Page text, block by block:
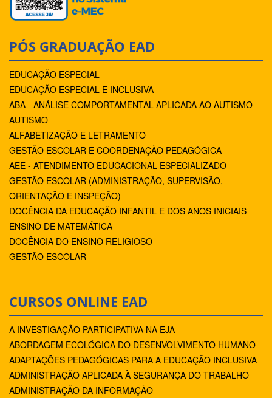
PÓS GRADUAÇÃO EAD
EDUCAÇÃO ESPECIAL
EDUCAÇÃO ESPECIAL E INCLUSIVA
ABA - ANÁLISE COMPORTAMENTAL APLICADA AO AUTISMO
AUTISMO
ALFABETIZAÇÃO E LETRAMENTO
GESTÃO ESCOLAR E COORDENAÇÃO PEDAGÓGICA
AEE - ATENDIMENTO EDUCACIONAL ESPECIALIZADO
GESTÃO ESCOLAR (ADMINISTRAÇÃO, SUPERVISÃO,
ORIENTAÇÃO E INSPEÇÃO)
DOCÊNCIA DA EDUCAÇÃO INFANTIL E DOS ANOS INICIAIS
ENSINO DE MATEMÁTICA
DOCÊNCIA DO ENSINO RELIGIOSO
GESTÃO ESCOLAR
CURSOS ONLINE EAD
A INVESTIGAÇÃO PARTICIPATIVA NA EJA
ABORDAGEM ECOLÓGICA DO DESENVOLVIMENTO HUMANO
ADAPTAÇÕES PEDAGÓGICAS PARA A EDUCAÇÃO INCLUSIVA
ADMINISTRAÇÃO APLICADA À SEGURANÇA DO TRABALHO
ADMINISTRAÇÃO DA INFORMAÇÃO